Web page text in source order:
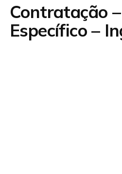
Contratação
Específico –